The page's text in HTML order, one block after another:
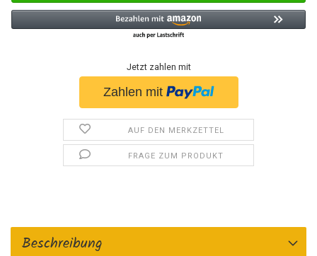
Jetzt zahlen mit
AUF DEN MERKZETTEL
FRAGE ZUM PRODUKT
Beschreibung